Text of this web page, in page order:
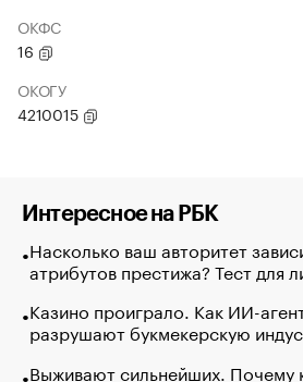
ОКФС
16
ОКОГУ
4210015
Интересное на РБК
Насколько ваш авторитет
атрибутов престижа? Тест для
Казино проиграло. Как ИИ-
разрушают букмекерскую
Выживают сильнейших. Почему